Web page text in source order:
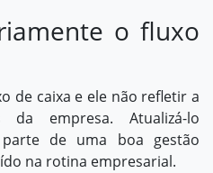
o fluxo
de caixa e ele não refletir a
da empresa. Atualizá-lo
de uma boa gestão
na rotina empresarial.